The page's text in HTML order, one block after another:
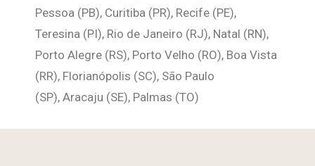
Pessoa (PB), Curitiba (PR), Recife (PE),
Teresina (PI), Rio de Janeiro (RJ), Natal (RN),
Porto Alegre (RS), Porto Velho (RO), Boa Vista
(RR), Florianópolis (SC), São Paulo
(SP), Aracaju (SE), Palmas (TO)